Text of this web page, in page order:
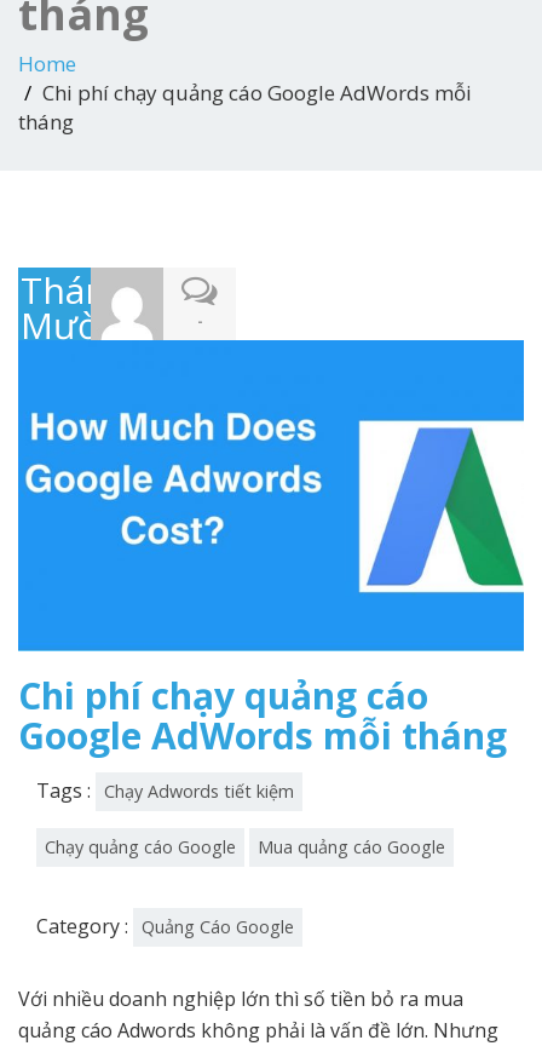
tháng
Home
Chi phí chạy quảng cáo Google AdWords mỗi
tháng
Tháng
Mười -
Chi phí chạy quảng cáo
Google AdWords mỗi tháng
Tags : Chạy Adwords tiết kiệm
Chạy quảng cáo Google Mua quảng cáo Google
Category : Quảng Cáo Google
Với nhiều doanh nghiệp lớn thì số tiền bỏ ra mua
quảng cáo Adwords không phải là vấn đề lớn. Nhưng